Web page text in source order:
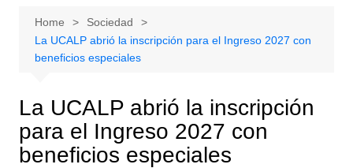
Home
Sociedad
La UCALP abrió la inscripción para el Ingreso 2027 con
beneficios especiales
La UCALP abrió la inscripción
para el Ingreso 2027 con
beneficios especiales